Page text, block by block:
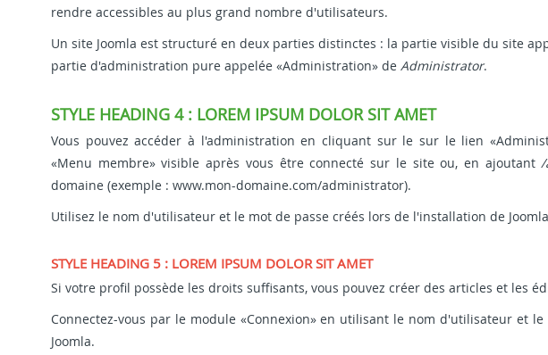
rendre accessibles au plus grand nombre d'utilisateurs.
Un site Joomla est structuré en deux parties distinctes : la partie visible du site
partie d'administration pure appelée «Administration» de Administrator.
STYLE HEADING 4 : LOREM IPSUM DOLOR SIT AMET
Vous pouvez accéder à l'administration en cliquant sur le sur le lien
«Menu membre» visible après vous être connecté sur le site ou, en ajoutant/
domaine (exemple : www.mon-domaine.com/administrator).
Utilisez le nom d'utilisateur et le mot de passe créés lors de l'installation de
STYLE HEADING 5 : LOREM IPSUM DOLOR SIT AMET
Si votre profil possède les droits suffisants, vous pouvez créer des articles et les
Connectez-vous par le module «Connexion» en utilisant le nom d'utilisateur et
Joomla.